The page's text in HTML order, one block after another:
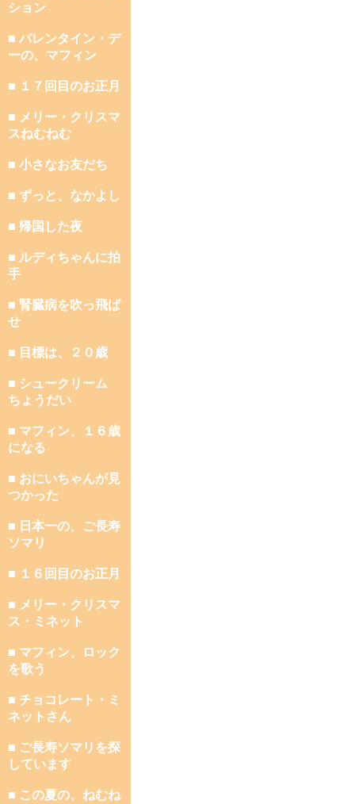
ション
■ バレンタイン・デ
ーの、マフィン
■ １７回目のお正月
■ メリー・クリスマ
スねむねむ
■ 小さなお友だち
■ ずっと、なかよし
■ 帰国した夜
■ ルディちゃんに拍
手
■ 腎臓病を吹っ飛ば
せ
■ 目標は、２０歳
■ シュークリーム
ちょうだい
■ マフィン、１６歳
になる
■ おにいちゃんが見
つかった
■ 日本一の、ご長寿
ソマリ
■ １６回目のお正月
■ メリー・クリスマ
ス・ミネット
■ マフィン、ロック
を歌う
■ チョコレート・ミ
ネットさん
■ ご長寿ソマリを探
しています
■ この夏の、ねむね